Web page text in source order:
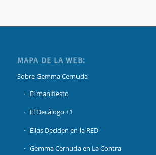
MAPA DE LA WEB:
Sobre Gemma Cernuda
El manifiesto
El Decálogo +1
Ellas Deciden en la RED
Gemma Cernuda en La Contra